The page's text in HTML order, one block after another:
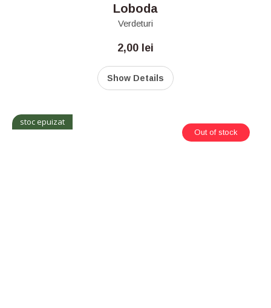
Loboda
Verdeturi
2,00 lei
Show Details
stoc epuizat
Out of stock